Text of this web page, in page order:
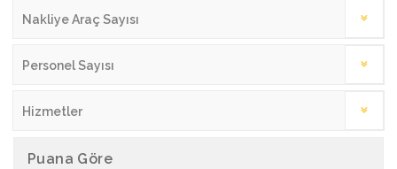
Nakliye Araç Sayısı
Personel Sayısı
Hizmetler
Puana Göre